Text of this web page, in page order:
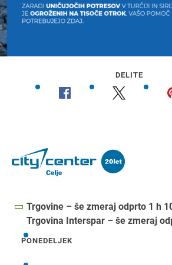
DELITE
Trgovine – še zmeraj odprto 1 h
Trgovina Interspar – še zmeraj
ponedeljek
PONEDELJEK